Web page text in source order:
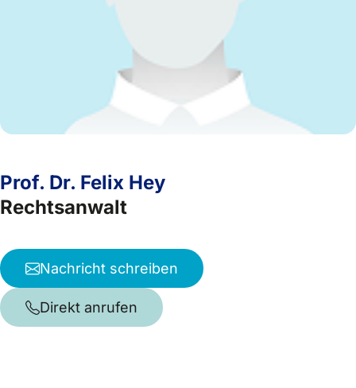
Prof. Dr. Felix Hey
Rechtsanwalt
Nachricht schreiben
Direkt anrufen